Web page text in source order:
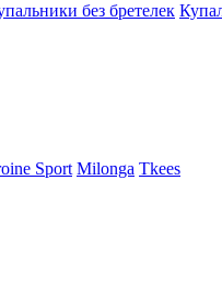
без бретелек
Sport Milonga Tkees